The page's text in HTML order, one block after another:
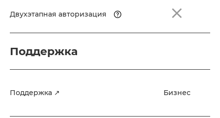
Двухэтапная авторизация
Поддержка
Поддержка ↗ Бизнес